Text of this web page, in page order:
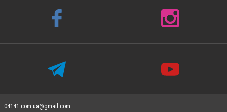
04141.com.ua@gmail.com